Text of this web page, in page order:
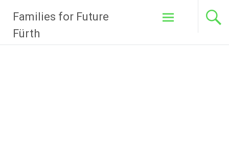
Inhalt
springen
Families for Future
Fürth